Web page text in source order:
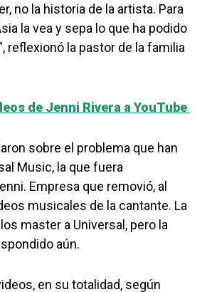
no la historia de la artista. Para
la vea y sepa lo que ha podido
reflexionó la pastor de la familia
de Jenni Rivera a YouTube
sobre el problema que han
Music, la que fuera
Empresa que removió, al
musicales de la cantante. La
master a Universal, pero la
aún.
en su totalidad, según